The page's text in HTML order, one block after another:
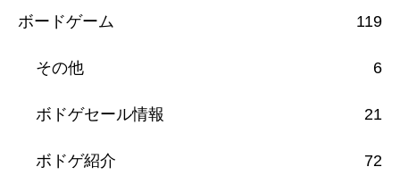
ボードゲーム 119
その他 6
ボドゲセール情報 21
ボドゲ紹介 72